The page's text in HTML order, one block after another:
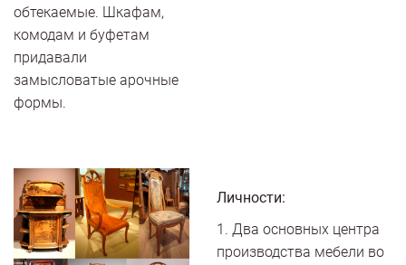
обтекаемые. Шкафам,
комодам и буфетам
придавали
замысловатые арочные
формы.
Личности:
1. Два основных центра
производства мебели во